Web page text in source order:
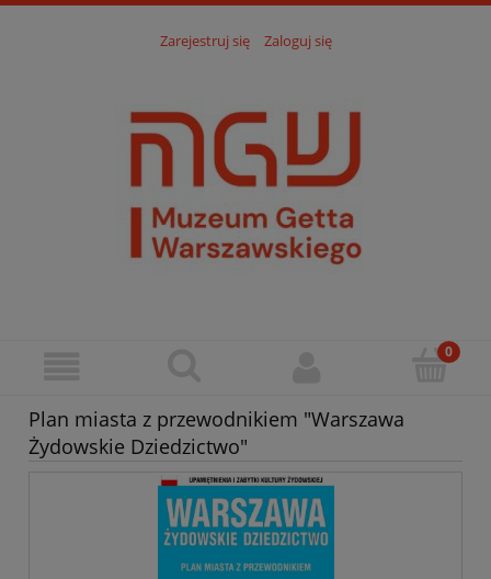
Zarejestruj się Zaloguj się
Plan miasta z przewodnikiem "Warszawa
Żydowskie Dziedzictwo"